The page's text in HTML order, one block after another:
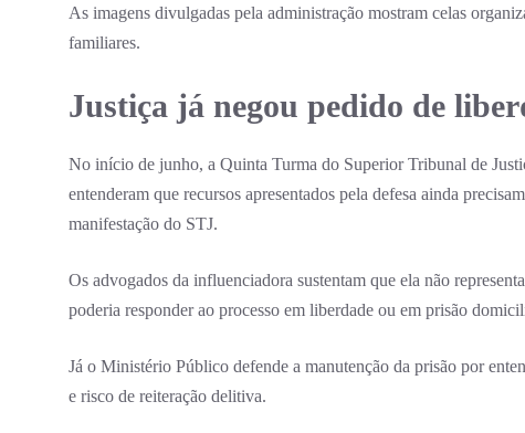
As imagens divulgadas pela administração mostram celas
familiares.
Justiça já negou pedido de
No início de junho, a Quinta Turma do Superior Tribunal de
entenderam que recursos apresentados pela defesa ainda
manifestação do STJ.
Os advogados da influenciadora sustentam que ela não
poderia responder ao processo em liberdade ou em prisão
Já o Ministério Público defende a manutenção da prisão por
e risco de reiteração delitiva.